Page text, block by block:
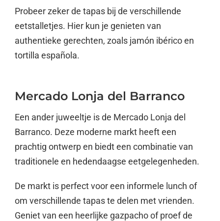
Probeer zeker de tapas bij de verschillende
eetstalletjes. Hier kun je genieten van
authentieke gerechten, zoals jamón ibérico en
tortilla española.
Mercado Lonja del Barranco
Een ander juweeltje is de Mercado Lonja del
Barranco. Deze moderne markt heeft een
prachtig ontwerp en biedt een combinatie van
traditionele en hedendaagse eetgelegenheden.
De markt is perfect voor een informele lunch of
om verschillende tapas te delen met vrienden.
Geniet van een heerlijke gazpacho of proef de